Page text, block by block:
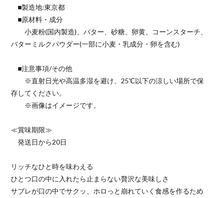
■製造地:東京都
■原材料・成分
小麦粉(国内製造)、バター、砂糖、卵黄、コーンスターチ、
バターミルクパウダー(一部に小麦・乳成分・卵を含む)
■注意事項/その他
※直射日光や高温多湿を避け、25℃以下の涼しい場所で保
存してください。
※画像はイメージです。
≪賞味期限≫
発送日から20日
リッチなひと時を味わえる
ひとつ口の中に入れたら止まらない贅沢な美味しさ
サブレが口の中でサクッ、ホロっと崩れていく食感を作るため